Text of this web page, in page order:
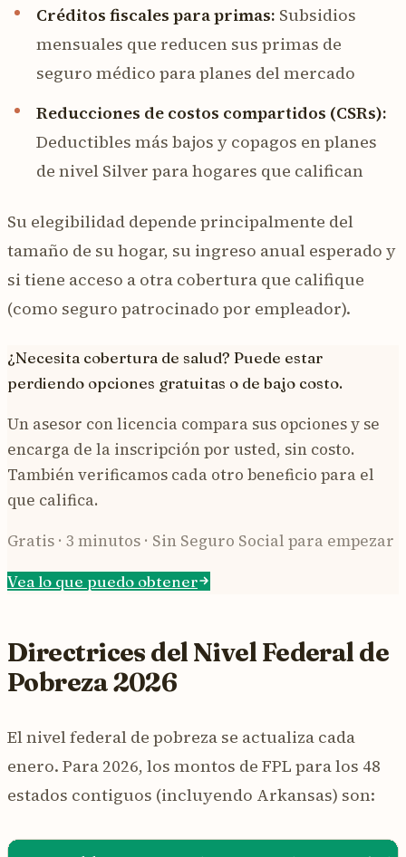
Créditos fiscales para primas: Subsidios
mensuales que reducen sus primas de
seguro médico para planes del mercado
Reducciones de costos compartidos (CSRs):
Deductibles más bajos y copagos en planes
de nivel Silver para hogares que califican
Su elegibilidad depende principalmente del
tamaño de su hogar, su ingreso anual esperado y
si tiene acceso a otra cobertura que califique
(como seguro patrocinado por empleador).
¿Necesita cobertura de salud? Puede estar
perdiendo opciones gratuitas o de bajo costo.
Un asesor con licencia compara sus opciones y se
encarga de la inscripción por usted, sin costo.
También verificamos cada otro beneficio para el
que califica.
Gratis · 3 minutos · Sin Seguro Social para empezar
Vea lo que puedo obtener
Directrices del Nivel Federal de
Pobreza 2026
El nivel federal de pobreza se actualiza cada
enero. Para 2026, los montos de FPL para los 48
estados contiguos (incluyendo Arkansas) son: